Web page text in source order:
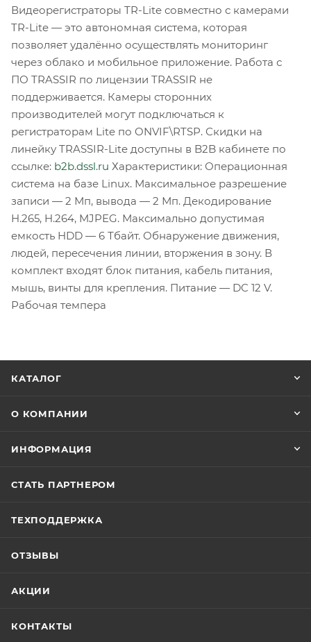
Видеорегистраторы TR-Lite совместно с камерами
TR-Lite — это автономная система, которая
позволяет удалённо осуществлять мониторинг
через облако и мобильное приложение. Работа с
ПО TRASSIR по лицензии TRASSIR не
поддерживается. Камеры сторонних
производителей могут подключаться к
регистраторам Lite по ONVIF\RTSP. Скидки на
линейку TRASSIR-Lite доступны в B2B кабинете по
ссылке: b2b.dssl.ru Характеристики: Операционная
система на базе Linux. Максимальное разрешение
записи — 2 Мп, вывода — 2 Мп. Декодирование
H.265, H.264, MJPEG. Максимально допустимая
емкость HDD — 6 Тбайт. Обнаружение движения,
людей, пересечения линии, вторжения в зону. В
комплект входят блок питания, кабель питания,
мышь, винты для крепления. Питание — DC 12 V.
Рабочая темпера
КАТАЛОГ
О КОМПАНИИ
ИНФОРМАЦИЯ
СТАТЬ ПАРТНЕРОМ
ТЕХПОДДЕРЖКА
ОТЗЫВЫ
АКЦИИ
КОНТАКТЫ